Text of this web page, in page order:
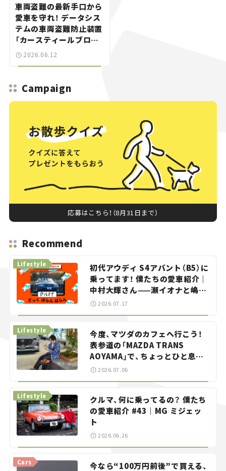
車両盗難の最新手口から
愛車を守れ！ データシス
テムの車両盗難防止装置
「カースティールブロッ
カーSOS820」は“ゲー
ムボーイ”にも対応する
2026.06.12
Campaign
応募はこちら！（8月31日まで）
Recommend
初代アウディ S4アバント（B5）に
乗ってます！ 僕たちの愛車紹介｜
中村大輝さん——瀬イオナと嶋田
智之の「クルマでざっくばらんば
らん！」＃20
Lifestyle
2026.07.17
今度、マツダのカフェへ行こう！
表参道の「MAZDA TRANS
AOYAMA」で、ちょっとひと息。
——連載｜CCGとクルマでどうす
Lifestyle
2026.07.06
クルマ、何に乗ってるの？ 僕たち
の愛車紹介 #43｜MG ミジェッ
ト
Lifestyle
2026.06.26
今なら“100万円前後”で買える、
Cars